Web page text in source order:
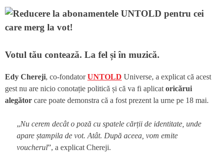
Votul tău contează. La fel și în muzică.
Edy Chereji, co-fondatorUNTOLD Universe, a explicat că acest
gest nu are nicio conotație politică și că va fi aplicat oricărui
alegător care poate demonstra că a fost prezent la urne pe 18 mai.
„Nu cerem decât o poză cu spatele cărții de identitate, unde
apare ștampila de vot. Atât. După aceea, vom emite
voucherul”, a explicat Chereji.